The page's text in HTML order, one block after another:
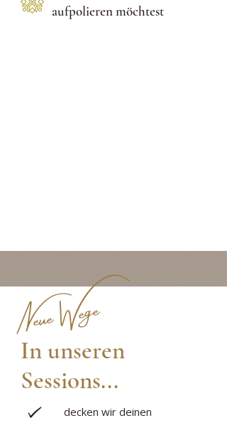
aufpolieren möchtest
In unseren
Sessions...
decken wir deinen
Neue Wege